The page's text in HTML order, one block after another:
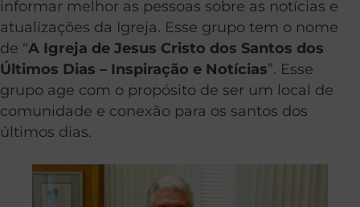
informar melhor as pessoas sobre as notícias e
atualizações da Igreja. Esse grupo tem o nome
de “A Igreja de Jesus Cristo dos Santos dos
Últimos Dias – Inspiração e Notícias”. Esse
grupo age com o propósito de ser um local de
comunidade e conexão para os santos dos
últimos dias.